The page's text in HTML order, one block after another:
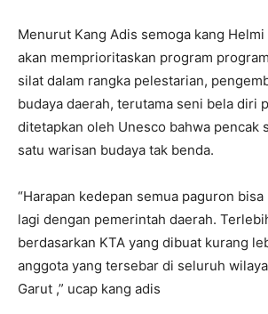
Menurut Kang Adis semoga kang
akan memprioritaskan program
silat dalam rangka pelestarian,
budaya daerah, terutama seni bela diri
ditetapkan oleh Unesco bahwa pencak
satu warisan budaya tak benda.
“Harapan kedepan semua paguron
lagi dengan pemerintah daerah.
berdasarkan KTA yang dibuat kurang
anggota yang tersebar di seluruh
Garut ,” ucap kang adis